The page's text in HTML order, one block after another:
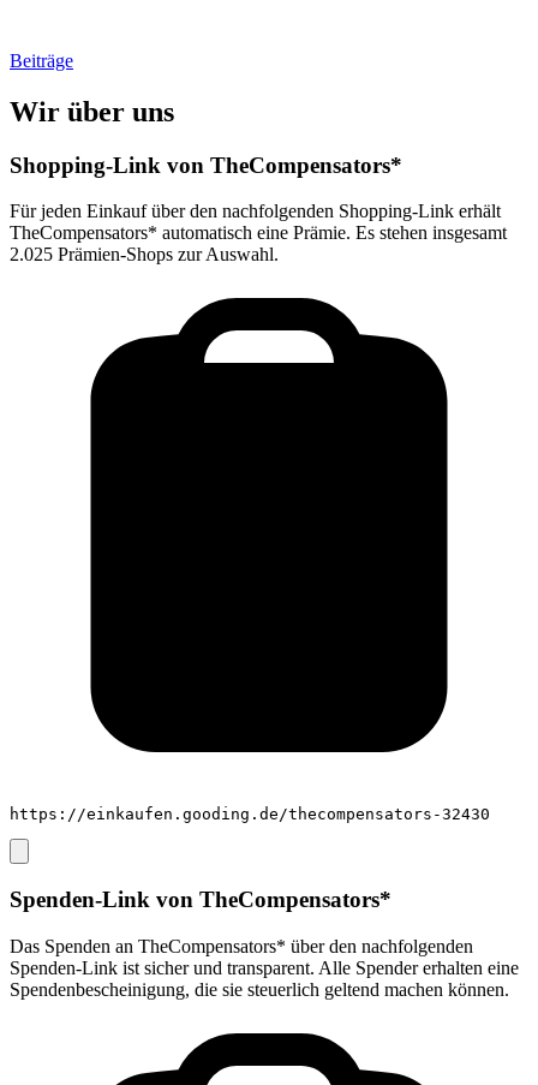
Beiträge
Wir über uns
Shopping-Link von TheCompensators*
Für jeden Einkauf über den nachfolgenden Shopping-Link erhält
TheCompensators* automatisch eine Prämie. Es stehen insgesamt
2.025 Prämien-Shops zur Auswahl.
https://einkaufen.gooding.de/thecompensators-32430
Spenden-Link von TheCompensators*
Das Spenden an TheCompensators* über den nachfolgenden
Spenden-Link ist sicher und transparent. Alle Spender erhalten eine
Spendenbescheinigung, die sie steuerlich geltend machen können.